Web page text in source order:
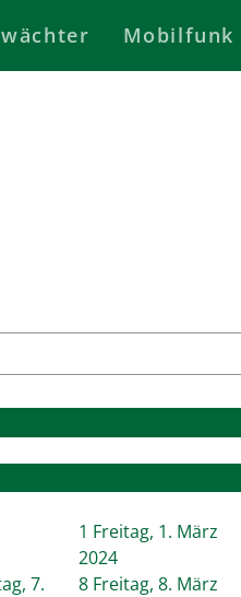
Mobilfunk
1 Freitag, 1. März
2024
7.
8 Freitag, 8. März